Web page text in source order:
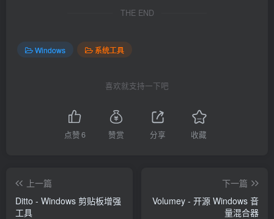
THE END
Windows 系统工具
喜欢就支持一下吧
点赞6 赞赏 分享 收藏
上一篇
Ditto - Windows 剪贴板增强
工具
下一篇
Volumey - 开源 Windows 音
量混合器